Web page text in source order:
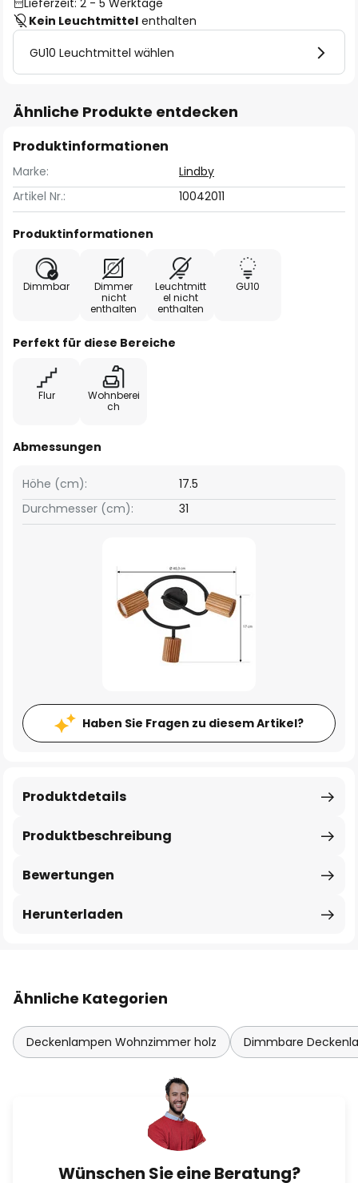
Lieferzeit: 2 - 5 Werktage
Kein Leuchtmittel enthalten
GU10 Leuchtmittel wählen
Ähnliche Produkte entdecken
Produktinformationen
Marke:
Lindby
Artikel Nr.:
10042011
Produktinformationen
Dimmbar
Dimmer
nicht
enthalten
Leuchtmitt
el nicht
enthalten
GU10
Perfekt für diese Bereiche
Flur
Wohnberei
ch
Abmessungen
Höhe (cm):
17.5
Durchmesser (cm):
31
Haben Sie Fragen zu diesem Artikel?
Produktbeschreibung
Produktdetails
Bewertungen
Herunterladen
Ähnliche Kategorien
Deckenlampen Wohnzimmer holz Dimmbare
Wünschen Sie eine Beratung?